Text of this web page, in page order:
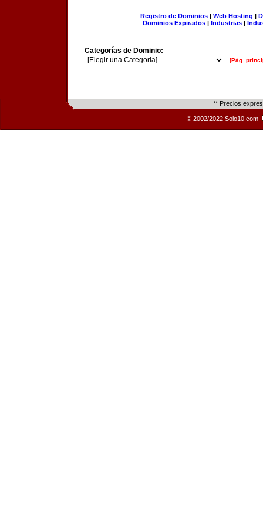
Registro de Dominios| Web Hosting |
Dominios Expirados | Industrias |
Categorías de Dominio:
[Pág.
** Precios
© 2002/2022 Solo10.com